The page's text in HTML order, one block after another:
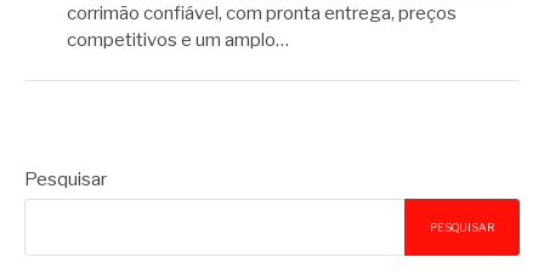
corrimão confiável, com pronta entrega, preços
competitivos e um amplo…
Pesquisar
PESQUISAR